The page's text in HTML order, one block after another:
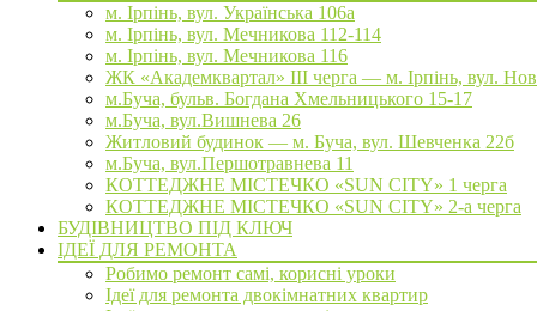
м. Ірпінь, вул. Українська 106а
м. Ірпінь, вул. Мечникова 112-114
м. Ірпінь, вул. Мечникова 116
ЖК «Академквартал» III черга — м. Ірпінь, вул.
м.Буча, бульв. Богдана Хмельницького 15-17
м.Буча, вул.Вишнева 26
Житловий будинок — м. Буча, вул. Шевченка 22б
м.Буча, вул.Першотравнева 11
КОТТЕДЖНЕ МІСТЕЧКО «SUN CITY» 1 черга
КОТТЕДЖНЕ МІСТЕЧКО «SUN CITY» 2-а черга
БУДІВНИЦТВО ПІД КЛЮЧ
ІДЕЇ ДЛЯ РЕМОНТА
Робимо ремонт самі, корисні уроки
Ідеї для ремонта двокімнатних квартир